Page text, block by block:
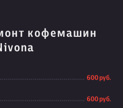
кофемашин
600 руб.
600 руб.